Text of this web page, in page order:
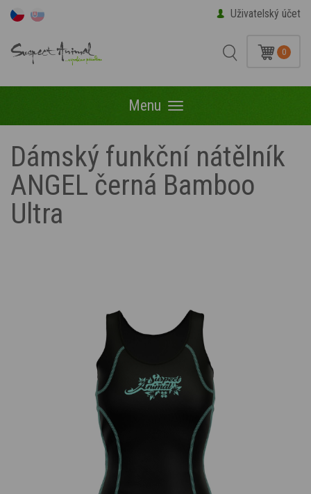
Uživatelský účet
0
Menu Menu
Dámský funkční nátělník
ANGEL černá Bamboo
Ultra